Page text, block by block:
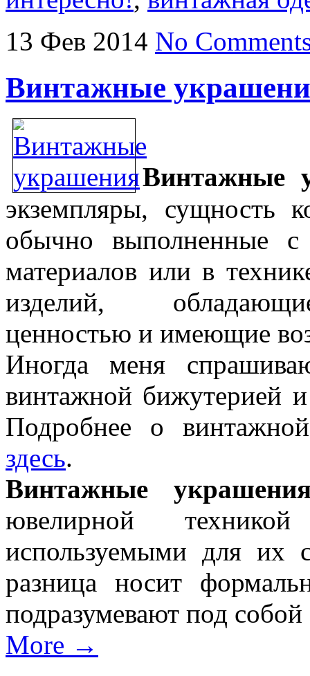
13 Фев 2014 No
Винтажные
Винтажные
экземпляры, сущность
обычно выполненные с
материалов или в
изделий,
ценностью и имеющие
Иногда меня
винтажной бижутерией
Подробнее о
здесь.
Винтажные
ювелирной
используемыми для их
разница носит
подразумевают под
More →